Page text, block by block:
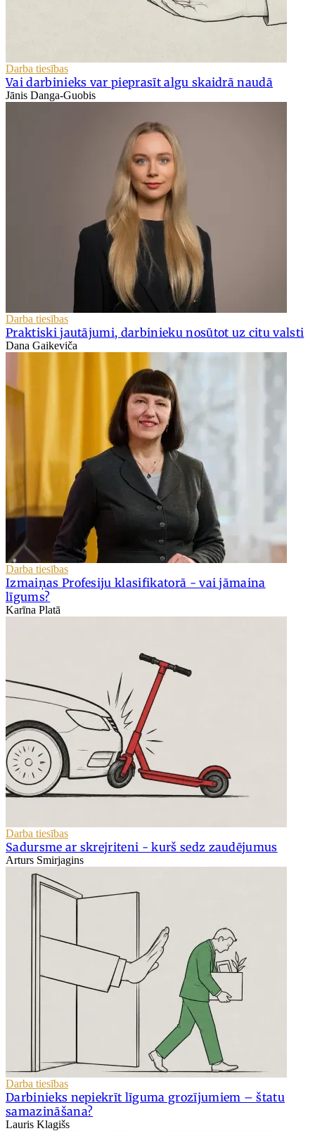
Darba tiesības
Vai darbinieks var pieprasīt algu skaidrā naudā
Jānis Danga-Guobis
Darba tiesības
Praktiski jautājumi, darbinieku nosūtot uz citu valsti
Dana Gaikeviča
Darba tiesības
Izmaiņas Profesiju klasifikatorā - vai jāmaina
līgums?
Karīna Platā
Darba tiesības
Sadursme ar skrejriteni - kurš sedz zaudējumus
Arturs Smirjagins
Darba tiesības
Darbinieks nepiekrīt līguma grozījumiem – štatu
samazināšana?
Lauris Klagišs